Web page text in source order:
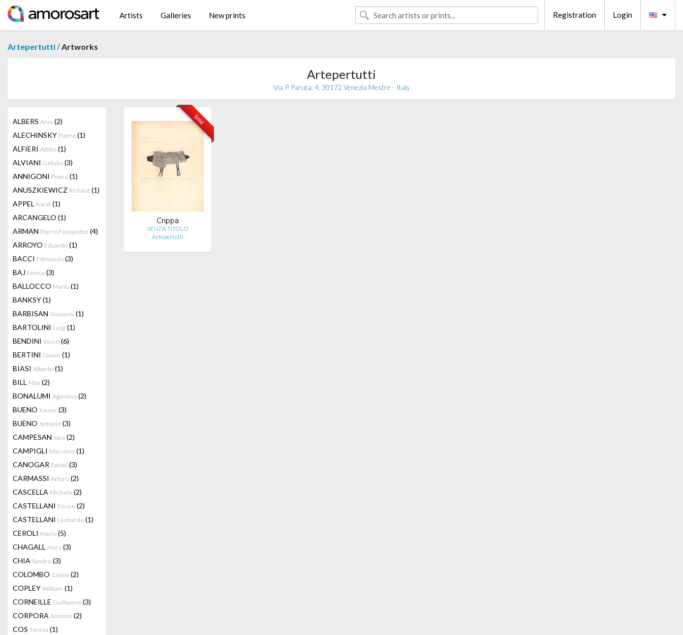
Artists Galleries New prints Registration Login
Artepertutti /Artworks
Artepertutti
Via P. Paruta, 4, 30172 Venezia Mestre - Italy
ALBERS Anni (2)
ALECHINSKY Pierre (1)
ALFIERI Attilio (1)
ALVIANI Getulio (3)
ANNIGONI Pietro (1)
ANUSZKIEWICZ Richard (1)
APPEL Karel (1)
ARCANGELO (1)
ARMAN Pierre Fernandez (4)
ARROYO Eduardo (1)
BACCI Edmondo (3)
BAJ Enrico (3)
BALLOCCO Mario (1)
BANKSY(1)
BARBISAN Giovanni (1)
BARTOLINI Luigi (1)
BENDINI Vasco (6)
BERTINI Gianni (1)
BIASI Alberto (1)
BILL Max (2)
BONALUMI Agostino (2)
BUENO Xavier (3)
BUENO Antonio (3)
CAMPESAN Sara (2)
CAMPIGLI Massimo (1)
CANOGAR Rafael (3)
CARMASSI Arturo (2)
CASCELLA Michele (2)
CASTELLANI Enrico (2)
CASTELLANI Leonardo (1)
CEROLI Mario (5)
CHAGALL Marc (3)
CHIA Sandro (3)
COLOMBO Gianni (2)
COPLEY William (1)
CORNEILLE Guillaume (3)
CORPORA Antonio (2)
COS Teresa (1)
Sold
Crippa
SENZA TITOLO
Artepertutti